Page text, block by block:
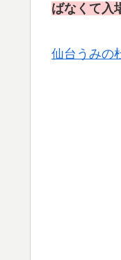
ばなくて入
仙台うみの